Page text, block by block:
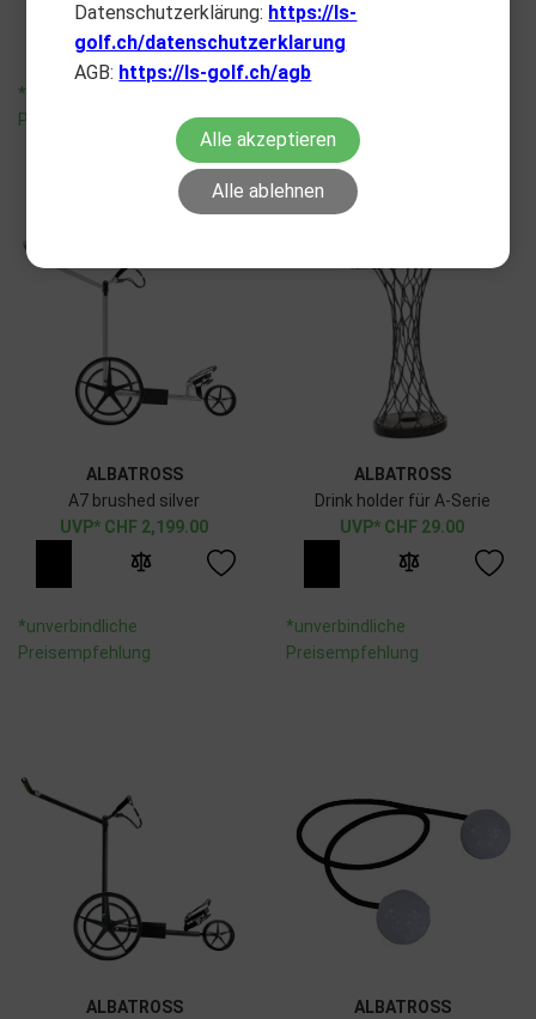
*unverbindliche
Preisempfehlung
Preisempfehlung
ALBATROSS
A7 brushed silver
CHF 2,199.00
*unverbindliche
Preisempfehlung
ALBATROSS
Drink holder für A-Serie
CHF 29.00
*unverbindliche
Preisempfehlung
ALBATROSS ALBATROSS
Datenschutzerklärung: https://ls-
golf.ch/datenschutzerklarung
AGB: https://ls-golf.ch/agb
Alle akzeptieren
Alle ablehnen